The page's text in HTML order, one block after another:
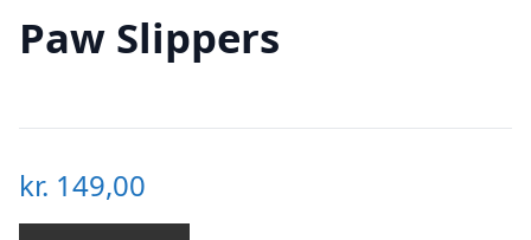
Paw Slippers
kr. 149,00